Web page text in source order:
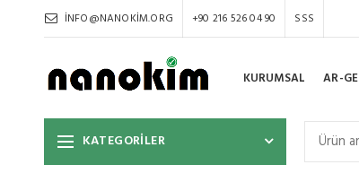
INFO@NANOKIM.ORG +90 216 526 04 90 SSS
KURUMSAL AR-GE
KATEGORİLER